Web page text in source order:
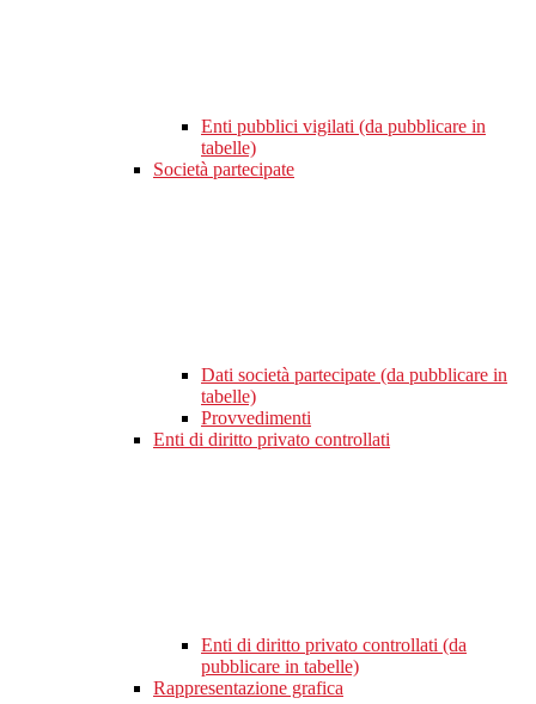
Enti pubblici vigilati (da pubblicare in
tabelle)
Società partecipate
Dati società partecipate (da pubblicare in
tabelle)
Provvedimenti
Enti di diritto privato controllati
Enti di diritto privato controllati (da
pubblicare in tabelle)
Rappresentazione grafica